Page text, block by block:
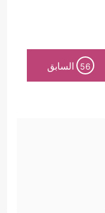
56 السابق